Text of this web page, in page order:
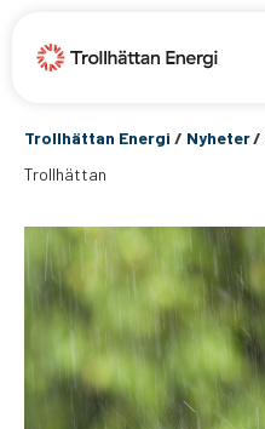
Trollhättan Energi / Nyheter/
Trollhättan